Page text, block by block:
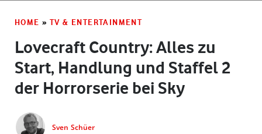
HOME » TV & ENTERTAINMENT
Lovecraft Country: Alles zu
Start, Handlung und Staffel 2
der Horrorserie bei Sky
Sven Schüer